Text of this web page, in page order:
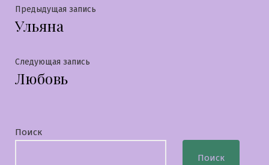
Навигация
по
записям
Предыдущая запись
Ульяна
Следующая запись
Любовь
Поиск
Поиск